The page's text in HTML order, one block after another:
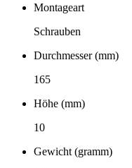
Montageart
Schrauben
Durchmesser (mm)
165
Höhe (mm)
10
Gewicht (gramm)